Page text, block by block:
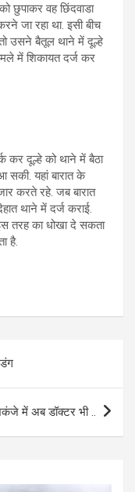
छुपाकर वह छिंदवाडा
जा रहा था. इसी बीच
उसने बैतूल थाने में दूल्हे
में शिकायत दर्ज कर
कर दूल्हे को थाने में बैठा
सकी. यहां बारात के
करते रहे. जब बारात
थाने में दर्ज कराई.
तरह का धोखा दे सकता
है.
डंग
में अब डॉक्टर भी ..